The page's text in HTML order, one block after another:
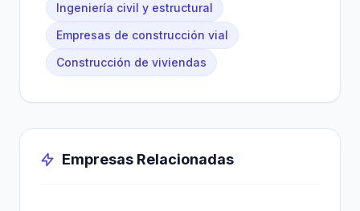
Ingeniería civil y estructural
Empresas de construcción vial
Construcción de viviendas
Empresas Relacionadas